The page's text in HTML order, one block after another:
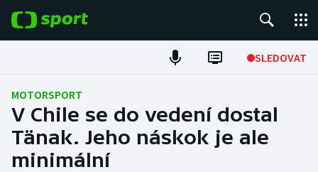
SLEDOVAT
Fotbal
Hokej
Tenis
MOTORSPORT
V Chile se do vedení dostal
Tänak. Jeho náskok je ale
minimální